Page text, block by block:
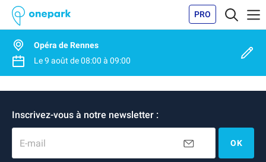
PRO
Opéra de Rennes
Le9 août de08:00 à 09:00
Inscrivez-vous à notre newsletter :
E-mail OK